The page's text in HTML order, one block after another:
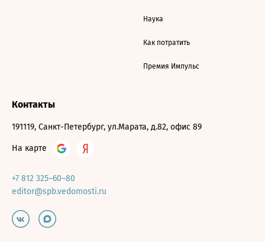
Наука
Как потратить
Премия Импульс
Контакты
191119, Санкт-Петербург, ул.Марата, д.82, офис 89
На карте
+7 812 325–60–80
editor@spb.vedomosti.ru